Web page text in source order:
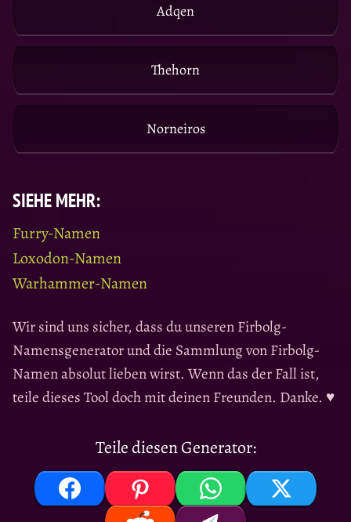
Adqen
Thehorn
Norneiros
SIEHE MEHR:
Furry-Namen
Loxodon-Namen
Warhammer-Namen
Wir sind uns sicher, dass du unseren Firbolg-
Namensgenerator und die Sammlung von Firbolg-
Namen absolut lieben wirst. Wenn das der Fall ist,
teile dieses Tool doch mit deinen Freunden. Danke. ♥
Teile diesen Generator: